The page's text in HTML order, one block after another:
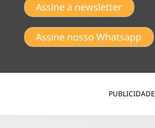
Assine a newsletter
Assine nosso Whatsapp
PUBLICIDADE